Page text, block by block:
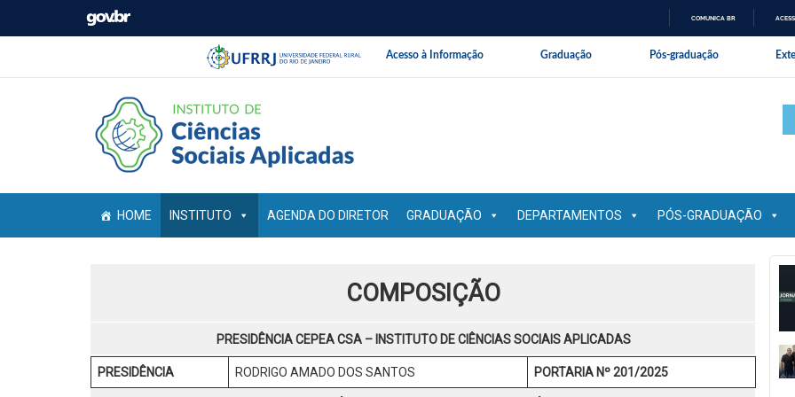
CONTEÚDO
COMUNICA BR
Pular barra institucional
Barra institucional da Universidade Federal Rural
Acesso à Informação Graduação Pós-graduação
HOME INSTITUTO AGENDA DO DIRETOR GRADUAÇÃO DEPARTAMENTOS PÓS-GRADUAÇÃO
COMPOSIÇÃO
PRESIDÊNCIA CEPEA CSA – INSTITUTO DE CIÊNCIAS SOCIAIS APLICADAS
PRESIDÊNCIA RODRIGO AMADO DOS SANTOS PORTARIA Nº 201/2025